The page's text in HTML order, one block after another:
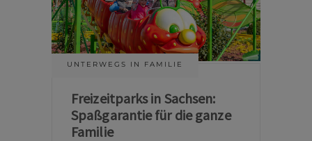
UNTERWEGS IN FAMILIE
Freizeitparks in Sachsen:
Spaßgarantie für die ganze
Familie